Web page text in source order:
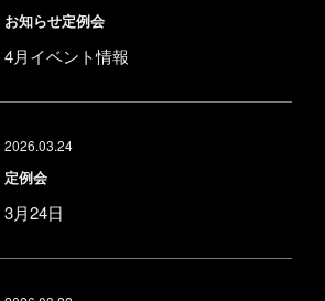
お知らせ定例会
4月イベント情報
2026.03.24
定例会
3月24日